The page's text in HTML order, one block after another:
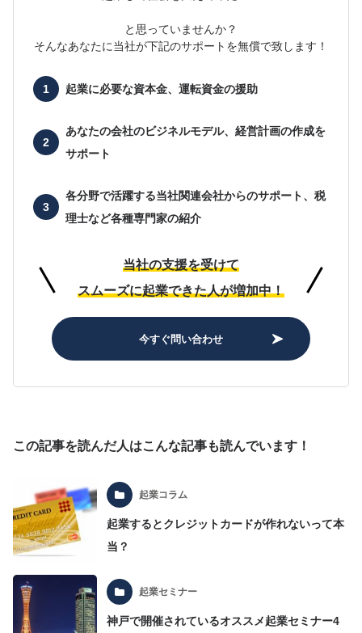
と思っていませんか？
そんなあなたに当社が下記のサポートを無償で致します！
起業に必要な資本金、運転資金の援助
あなたの会社のビジネルモデル、経営計画の作成を
サポート
各分野で活躍する当社関連会社からのサポート、 税
理士など各種専門家の紹介
当社の支援を受けて
スムーズに起業できた人が増加中！
今すぐ問い合わせ
この記事を読んだ人はこんな記事も読んでいます！
起業コラム
起業するとクレジットカードが作れないって本
当？
起業セミナー
神戸で開催されているオススメ起業セミナー4